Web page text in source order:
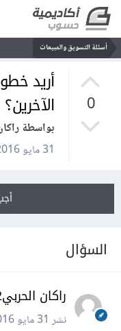
أسئلة التسويق والمبيعات
0
أريد
الآخرين؟
بواسطة
31 مايو 2016
السؤال
راكان الحربي2
نشر31 مايو 2016